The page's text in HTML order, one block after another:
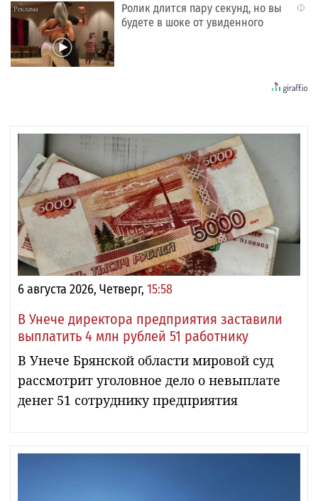
i
Ролик длится пару секунд, но вы
будете в шоке от увиденного
6 августа 2026, Четверг, 15:58
В Унече директора предприятия заставили
выплатить 4 млн рублей 51 работнику
В Унече Брянской области мировой суд
рассмотрит уголовное дело о невыплате
денег 51 сотруднику предприятия